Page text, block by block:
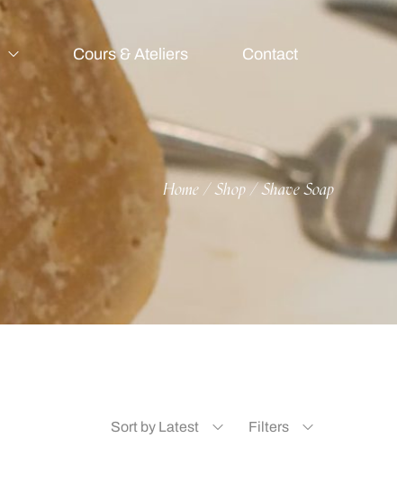
Cours & Ateliers Contact
Home/Shop/Shave Soap
Sort by Latest Filters